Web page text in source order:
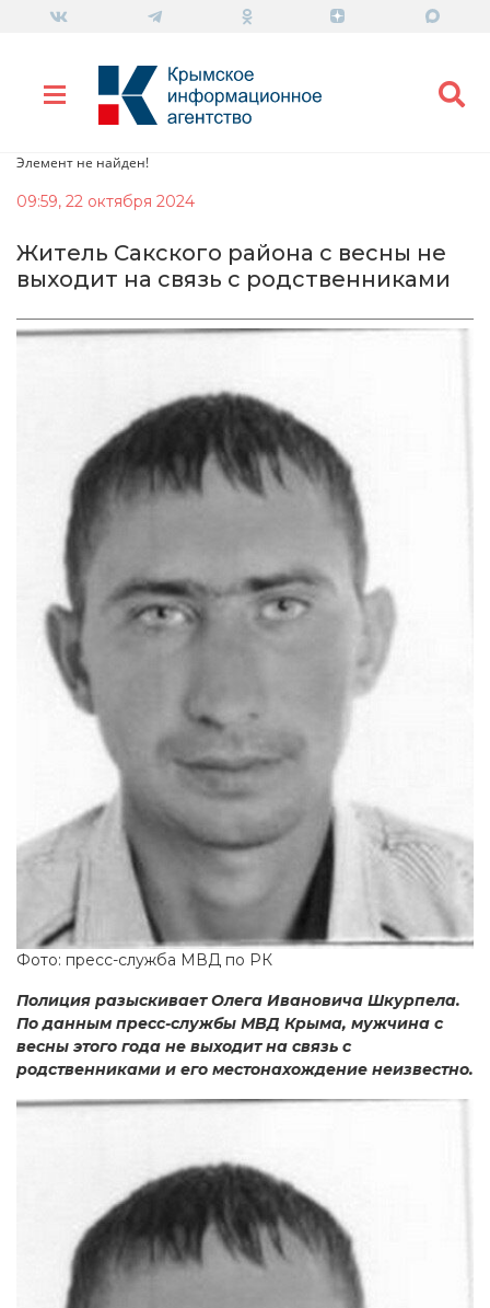
Элемент не найден!
09:59, 22 октября 2024
Житель Сакского района с весны не
выходит на связь с родственниками
Фото: пресс-служба МВД по РК
Полиция разыскивает Олега Ивановича Шкурпела.
По данным пресс-службы МВД Крыма, мужчина с
весны этого года не выходит на связь с
родственниками и его местонахождение неизвестно.